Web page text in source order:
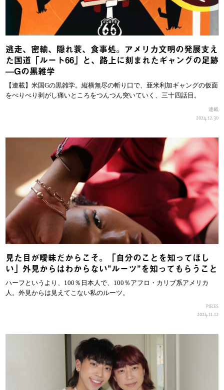
逃走、密輸、隠れ蓑、食事処。アメリカ文明の発展支え
た国道「ルート66」と、路上に刻まれたギャングの足跡
—Gの黒雑学
【連載】米国Gの黒雑学。縦横無尽の斬り口で、亜米利加ギャングの仮面
をぺりぺり剥がし痛いところをつんつん突いていく、三十四話目。
連載
2024.12.30
見た目が曖昧だからこそ。「自分のことを知ってほし
い」外見からはわからない”ルーツ”を知ってもらうこと
ハーフというより、100％日本人で、100％アフロ・カリブ系アメリカ
人。外見からは見えてこない私のルーツ。
PIECES
2024.11.12